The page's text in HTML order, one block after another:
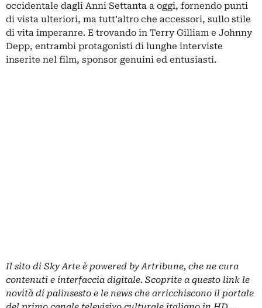
occidentale dagli Anni Settanta a oggi, fornendo punti
di vista ulteriori, ma tutt’altro che accessori, sullo stile
di vita imperanre. E trovando in Terry Gilliam e Johnny
Depp, entrambi protagonisti di lunghe interviste
inserite nel film, sponsor genuini ed entusiasti.
Il sito di Sky Arte è powered by Artribune, che ne cura
contenuti e interfaccia digitale. Scoprite a questo link le
novità di palinsesto e le news che arricchiscono il portale